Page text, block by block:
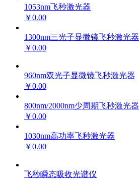
1053nm飞秒激光器
￥0.00
1300nm三光子显微镜飞秒激光器
￥0.00
960nm双光子显微镜飞秒激光器
￥0.00
800nm/2000nm少周期飞秒激光器
￥0.00
1030nm高功率飞秒激光器
￥0.00
飞秒瞬态吸收光谱仪